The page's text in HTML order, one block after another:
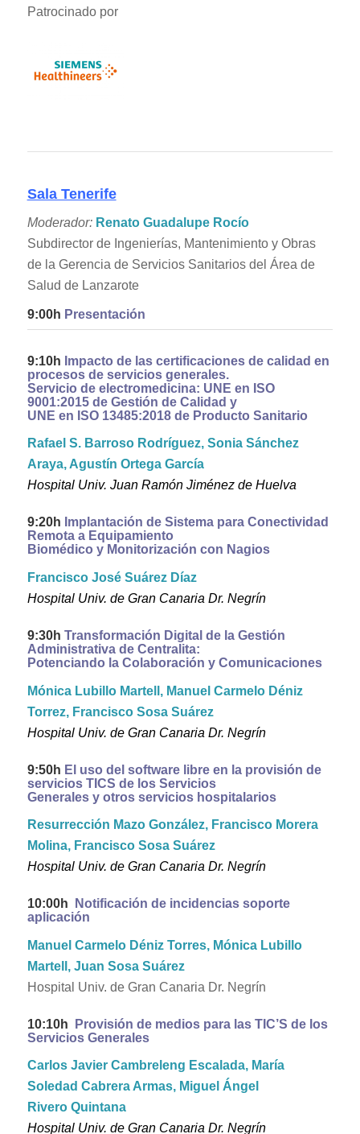
Patrocinado por
Sala Tenerife
Moderador: Renato Guadalupe Rocío
Subdirector de Ingenierías, Mantenimiento y Obras
de la Gerencia de Servicios Sanitarios del Área de
Salud de Lanzarote
9:00h Presentación
9:10h Impacto de las certificaciones de calidad en
procesos de servicios generales.
Servicio de electromedicina: UNE en ISO
9001:2015 de Gestión de Calidad y
UNE en ISO 13485:2018 de Producto Sanitario
Rafael S. Barroso Rodríguez, Sonia Sánchez
Araya, Agustín Ortega García
Hospital Univ. Juan Ramón Jiménez de Huelva
9:20h Implantación de Sistema para Conectividad
Remota a Equipamiento
Biomédico y Monitorización con Nagios
Francisco José Suárez Díaz
Hospital Univ. de Gran Canaria Dr. Negrín
9:30h Transformación Digital de la Gestión
Administrativa de Centralita:
Potenciando la Colaboración y Comunicaciones
Mónica Lubillo Martell, Manuel Carmelo Déniz
Torrez, Francisco Sosa Suárez
Hospital Univ. de Gran Canaria Dr. Negrín
9:50h El uso del software libre en la provisión de
servicios TICS de los Servicios
Generales y otros servicios hospitalarios
Resurrección Mazo González, Francisco Morera
Molina, Francisco Sosa Suárez
Hospital Univ. de Gran Canaria Dr. Negrín
10:00h
Notificación de incidencias soporte
aplicación
Manuel Carmelo Déniz Torres, Mónica Lubillo
Martell, Juan Sosa Suárez
Hospital Univ. de Gran Canaria Dr. Negrín
10:10h
Provisión de medios para las TIC’S de los
Servicios Generales
Carlos Javier Cambreleng Escalada, María
Soledad Cabrera Armas, Miguel Ángel
Rivero Quintana
Hospital Univ. de Gran Canaria Dr. Negrín